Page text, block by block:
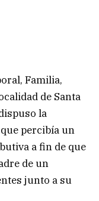
Familia,
de Santa
la
percibía un
a fin de que
de un
junto a su